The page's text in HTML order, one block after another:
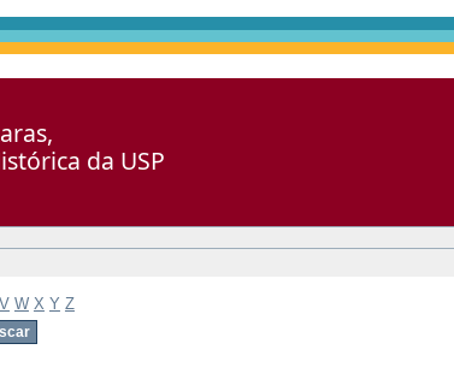
da USP
V W X Y Z